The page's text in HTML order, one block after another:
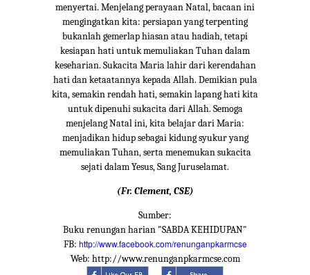
menyertai. Menjelang perayaan Natal, bacaan ini
mengingatkan kita: persiapan yang terpenting
bukanlah gemerlap hiasan atau hadiah, tetapi
kesiapan hati untuk memuliakan Tuhan dalam
keseharian. Sukacita Maria lahir dari kerendahan
hati dan ketaatannya kepada Allah. Demikian pula
kita, semakin rendah hati, semakin lapang hati kita
untuk dipenuhi sukacita dari Allah. Semoga
menjelang Natal ini, kita belajar dari Maria:
menjadikan hidup sebagai kidung syukur yang
memuliakan Tuhan, serta menemukan sukacita
sejati dalam Yesus, Sang Juruselamat.
(Fr. Clement, CSE)
Sumber:
Buku renungan harian "SABDA KEHIDUPAN"
FB: http://www.facebook.com/renunganpkarmcse
Web: http://www.renunganpkarmcse.com